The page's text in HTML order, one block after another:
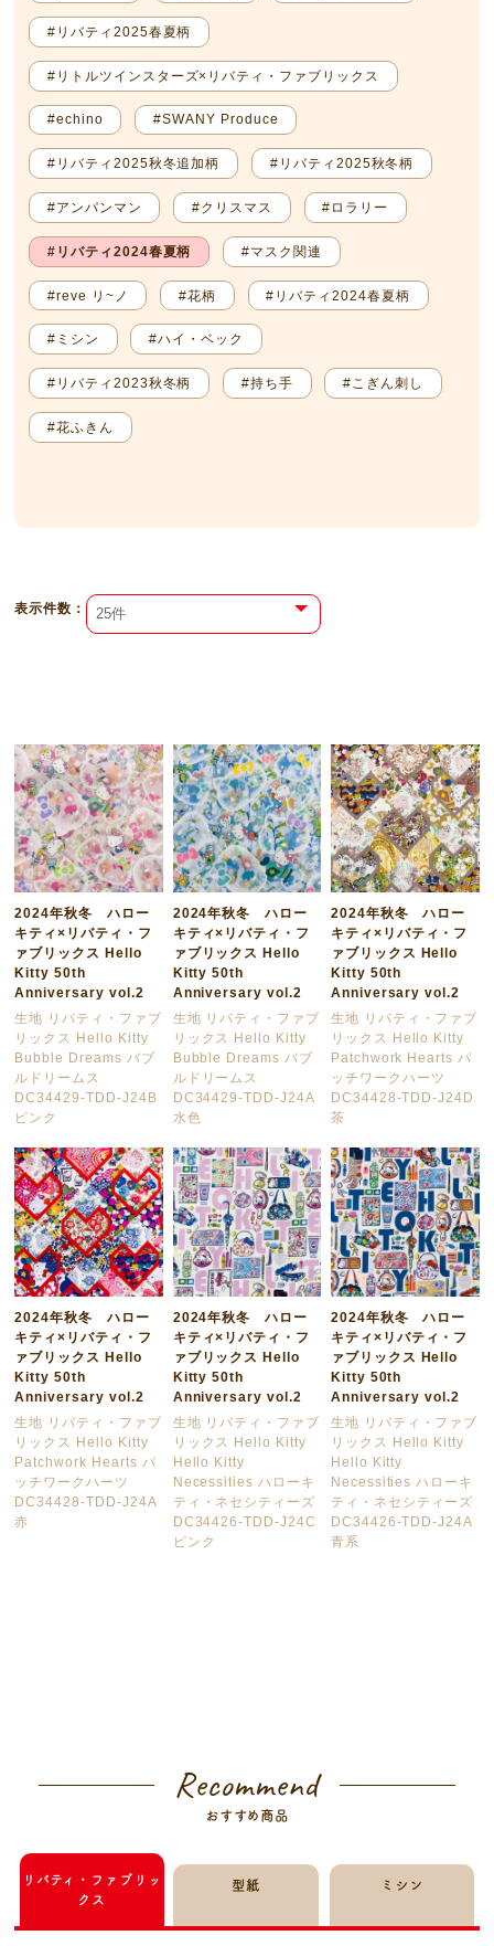
#リバティ2025春夏柄
#リトルツインスターズ×リバティ・ファブリックス
#echino #SWANY Produce
#リバティ2025秋冬追加柄 #リバティ2025秋冬柄
#アンパンマン #クリスマス #ロラリー
#リバティ2024春夏柄 #マスク関連
#reve リ~ノ #花柄 #リバティ2024春夏柄
#ミシン #ハイ・ベック
#リバティ2023秋冬柄 #持ち手 #こぎん刺し
#花ふきん
表⽰件数：
2024年秋冬 ハロー
キティ×リバティ・フ
ァブリックス Hello
Kitty 50th
Anniversary vol.2
生地 リバティ・ファブ
リックス Hello Kitty
Bubble Dreams バブ
ルドリームス
DC34429-TDD-J24B
ピンク
2024年秋冬 ハロー
キティ×リバティ・フ
ァブリックス Hello
Kitty 50th
Anniversary vol.2
生地 リバティ・ファブ
リックス Hello Kitty
Bubble Dreams バブ
ルドリームス
DC34429-TDD-J24A
水色
2024年秋冬 ハロー
キティ×リバティ・フ
ァブリックス Hello
Kitty 50th
Anniversary vol.2
生地 リバティ・ファブ
リックス Hello Kitty
Patchwork Hearts パ
ッチワークハーツ
DC34428-TDD-J24D
茶
2024年秋冬 ハロー
キティ×リバティ・フ
ァブリックス Hello
Kitty 50th
Anniversary vol.2
生地 リバティ・ファブ
リックス Hello Kitty
Patchwork Hearts パ
ッチワークハーツ
DC34428-TDD-J24A
赤
2024年秋冬 ハロー
キティ×リバティ・フ
ァブリックス Hello
Kitty 50th
Anniversary vol.2
生地 リバティ・ファブ
リックス Hello Kitty
Hello Kitty
Necessities ハローキ
ティ・ネセシティーズ
DC34426-TDD-J24C
ピンク
2024年秋冬 ハロー
キティ×リバティ・フ
ァブリックス Hello
Kitty 50th
Anniversary vol.2
生地 リバティ・ファブ
リックス Hello Kitty
Hello Kitty
Necessities ハローキ
ティ・ネセシティーズ
DC34426-TDD-J24A
青系
Recommend
おすすめ商品
リバティ・ファブリッ
クス
型紙 ミシン